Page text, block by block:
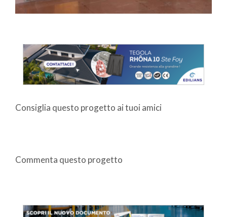
Consiglia questo progetto ai tuoi amici
Commenta questo progetto